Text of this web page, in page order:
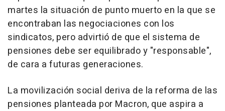
martes la situación de punto muerto en la que se
encontraban las negociaciones con los
sindicatos, pero advirtió de que el sistema de
pensiones debe ser equilibrado y "responsable",
de cara a futuras generaciones.
La movilización social deriva de la reforma de las
pensiones planteada por Macron, que aspira a